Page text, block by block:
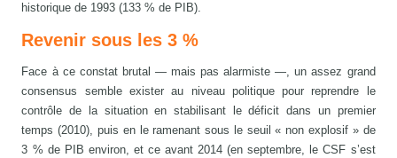
historique de 1993 (133 % de PIB).
Revenir sous les 3 %
Face à ce constat brutal — mais pas alarmiste —, un assez grand
consensus semble exister au niveau politique pour reprendre le
contrôle de la situation en stabilisant le déficit dans un premier
temps (2010), puis en le ramenant sous le seuil « non explosif » de
3 % de PIB environ, et ce avant 2014 (en septembre, le CSF s’est